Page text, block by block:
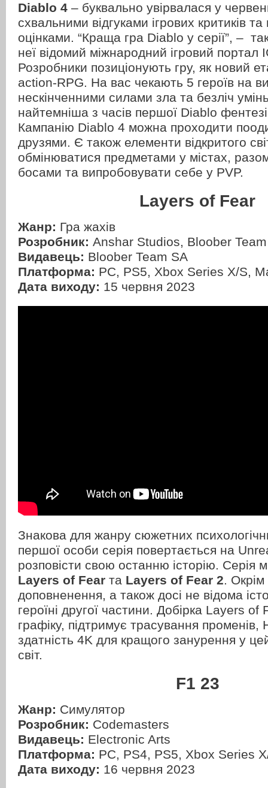
Diablo 4 – буквально увірвалася у
схвальними відгуками ігрових критиків
оцінками. “Краща гра Diablo у серії”, –
неї відомий міжнародний ігровий портал
Розробники позиціонують гру, як новий
action-RPG. На вас чекають 5 героїв на
нескінченними силами зла та безліч
найтемніша з часів першої Diablo
Кампанію Diablo 4 можна проходити
друзями. Є також елементи відкритого
обмінюватися предметами у містах,
босами та випробовувати себе у PVP.
Layers of Fear
Жанр: Гра жахів
Розробник: Anshar Studios, Bloober Team
Видавець: Bloober Team SA
Платформа: PC, PS5, Xbox Series X/S,
Дата виходу: 15 червня 2023
Знакова для жанру сюжетних
першої особи серія повертається на
розповісти свою останню історію. Серія
Layers of Fear та Layers of Fear 2. Окрім
доповненення, а також досі не відома
героїні другої частини. Добірка Layers
графіку, підтримує трасування променів,
здатність 4K для кращого занурення у
світ.
F1 23
Жанр: Симулятор
Розробник: Codemasters
Видавець: Electronic Arts
Платформа: PC, PS4, PS5, Xbox Series
Дата виходу: 16 червня 2023